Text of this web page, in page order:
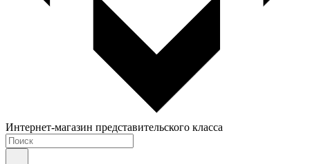
Интернет-магазин представительского класса